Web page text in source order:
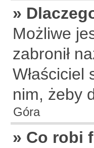
»
Możliwe
zabronił
Właściciel
nim, żeby
Góra
» Co robi